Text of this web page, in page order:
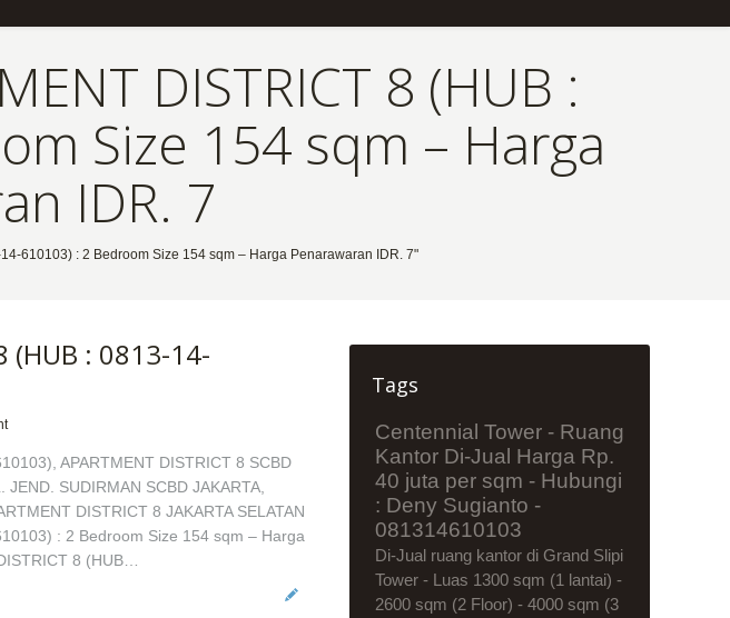
DISTRICT 8 (HUB :
Size 154 sqm – Harga
IDR. 7
610103) : 2 Bedroom Size 154 sqm – Harga Penarawaran IDR. 7"
(HUB : 0813-14-
APARTMENT DISTRICT 8 SCBD
SUDIRMAN SCBD JAKARTA,
DISTRICT 8 JAKARTA SELATAN
: 2 Bedroom Size 154 sqm – Harga
8 (HUB…
Tags
Centennial Tower - Ruang
Kantor Di-Jual Harga Rp.
40 juta per sqm - Hubungi
: Deny Sugianto -
081314610103
Di-Jual ruang kantor di Grand Slipi
Tower - Luas 1300 sqm (1 lantai) -
2600 sqm (2 Floor) - 4000 sqm (3